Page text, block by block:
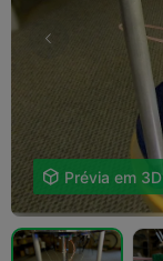
 Prévia em 3D